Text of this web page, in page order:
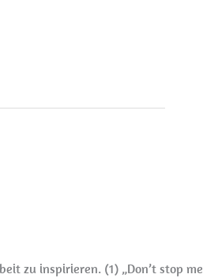
zu inspirieren. (1) „Don’t stop me